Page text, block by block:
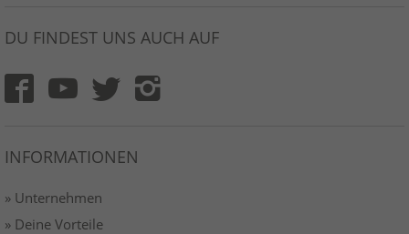
DU FINDEST UNS AUCH AUF
INFORMATIONEN
» Unternehmen
» Deine Vorteile